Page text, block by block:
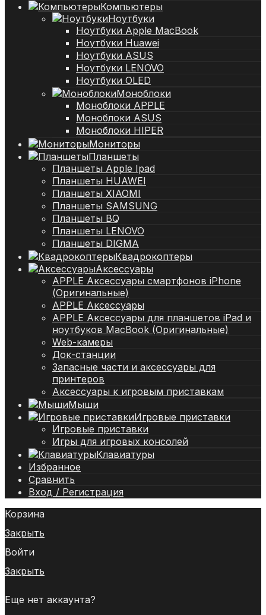
Компьютеры
Ноутбуки
Ноутбуки Apple MacBook
Ноутбуки Huawei
Ноутбуки ASUS
Ноутбуки LENOVO
Ноутбуки OLED
Моноблоки
Моноблоки APPLE
Моноблоки ASUS
Моноблоки HIPER
Мониторы
Планшеты
Планшеты Apple Ipad
Планшеты HUAWEI
Планшеты XIAOMI
Планшеты SAMSUNG
Планшеты BQ
Планшеты LENOVO
Планшеты DIGMA
Квадрокоптеры
Аксессуары
APPLE Аксессуары смартфонов iPhone
(Оригинальные)
APPLE Аксессуары
APPLE Аксессуары для планшетов iPad и
ноутбуков MacBook (Оригинальные)
Web-камеры
Док-станции
Запасные части и аксессуары для
принтеров
Аксессуары к игровым приставкам
Мыши
Игровые приставки
Игровые приставки
Игры для игровых консолей
Клавиатуры
Избранное
Сравнить
Вход / Регистрация
Корзина
Закрыть
Войти
Закрыть
Еще нет аккаунта?